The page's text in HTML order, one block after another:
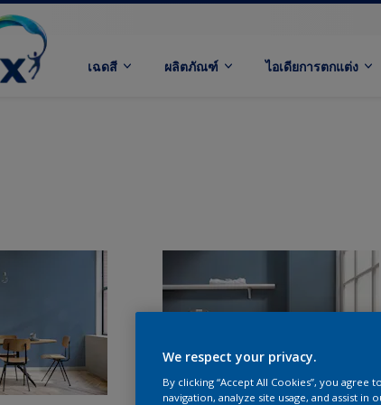
เฉดสี ผลิตภัณฑ์ ไอเดียการตกแต่ง
We respect your privacy.
By clicking “Accept All Cookies”, you
navigation, analyze site usage, and assist in